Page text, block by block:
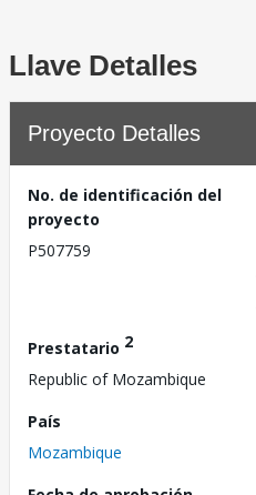
Llave Detalles
Proyecto Detalles
No. de identificación del
proyecto
P507759
Prestatario 2
Republic of Mozambique
País
Mozambique